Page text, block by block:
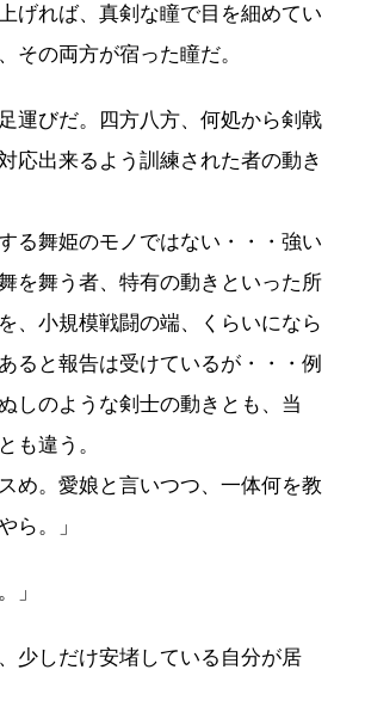
げれば、真剣な瞳で目を細めてい
その両方が宿った瞳だ。
運びだ。四方八方、何処から剣戟
応出来るよう訓練された者の動き
る舞姫のモノではない・・・強い
を舞う者、特有の動きといった所
、小規模戦闘の端、くらいになら
ると報告は受けているが・・・例
しのような剣士の動きとも、当
も違う。
め。愛娘と言いつつ、一体何を教
ら。」
」
少しだけ安堵している自分が居